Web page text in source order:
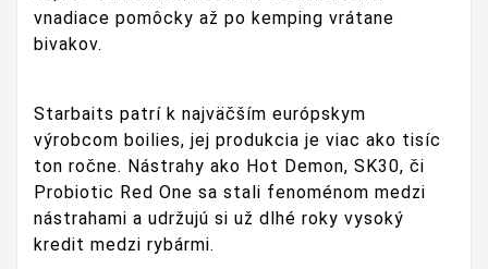
vnadiace pomôcky až po kemping vrátane
bivakov.
Starbaits patrí k najväčším európskym
výrobcom boilies, jej produkcia je viac ako tisíc
ton ročne. Nástrahy ako Hot Demon, SK30, či
Probiotic Red One sa stali fenoménom medzi
nástrahami a udržujú si už dlhé roky vysoký
kredit medzi rybármi.